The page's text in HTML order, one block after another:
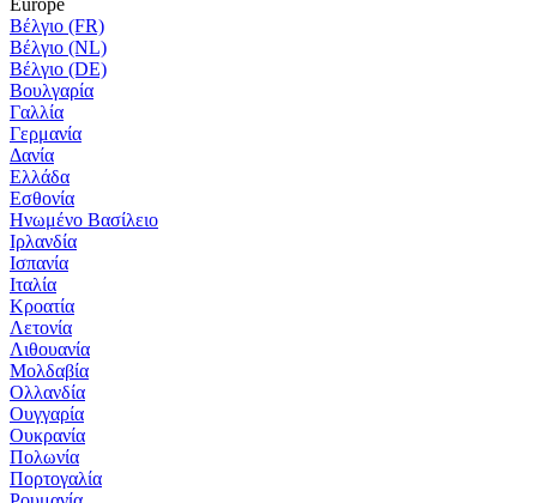
Europe
Βέλγιο (FR)
Βέλγιο (NL)
Βέλγιο (DE)
Βουλγαρία
Γαλλία
Γερμανία
Δανία
Ελλάδα
Εσθονία
Ηνωμένο Βασίλειο
Ιρλανδία
Ισπανία
Ιταλία
Κροατία
Λετονία
Λιθουανία
Μολδαβία
Ολλανδία
Ουγγαρία
Ουκρανία
Πολωνία
Πορτογαλία